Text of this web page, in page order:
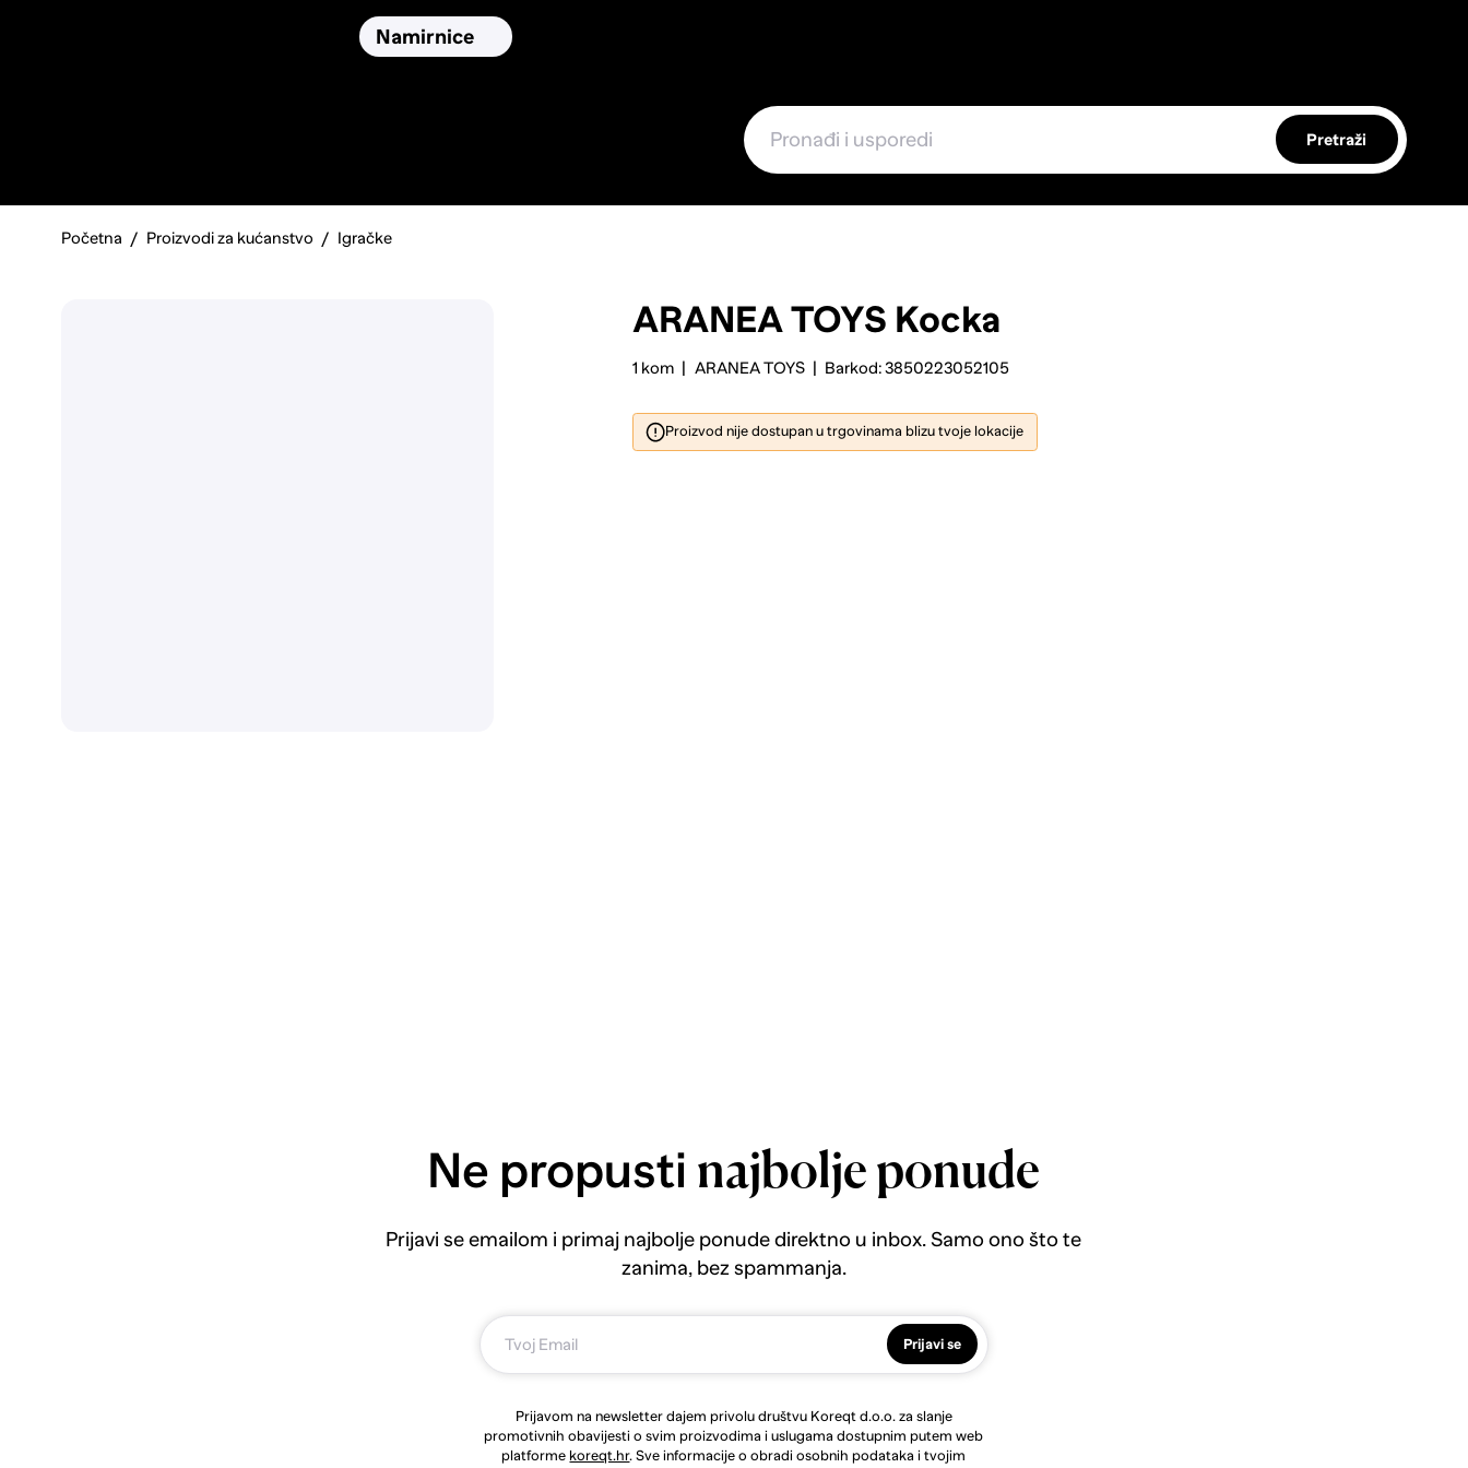
Namirnice
Pretraži
Početna Proizvodi za kućanstvo Igračke
ARANEA TOYS Kocka
1 kom ARANEA TOYS Barkod: 3850223052105
Proizvod nije dostupan u trgovinama blizu tvoje lokacije
Ne propusti najbolje ponude
Prijavi se emailom i primaj najbolje ponude direktno u inbox. Samo ono što te
zanima, bez spammanja.
Prijavi se
Prijavom na newsletter dajem privolu društvu Koreqt d.o.o. za slanje
promotivnih obavijesti o svim proizvodima i uslugama dostupnim putem web
platforme koreqt.hr. Sve informacije o obradi osobnih podataka i tvojim